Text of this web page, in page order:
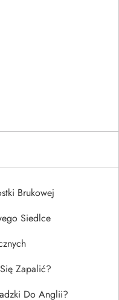
Brukowej
Siedlce
Zapalić?
Do Anglii?